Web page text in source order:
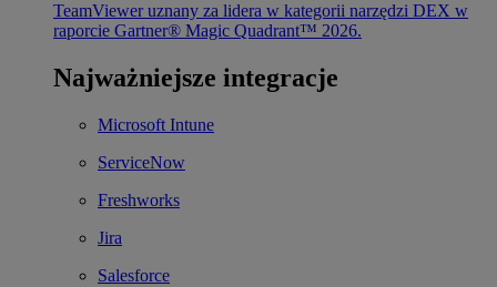
TeamViewer uznany za lidera w kategorii narzędzi DEX w
raporcie Gartner® Magic Quadrant™ 2026.
Najważniejsze integracje
Microsoft Intune
ServiceNow
Freshworks
Jira
Salesforce